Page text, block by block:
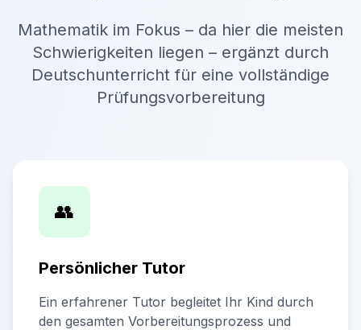
Mathematik im Fokus – da hier die meisten
Schwierigkeiten liegen – ergänzt durch
Deutschunterricht für eine vollständige
Prüfungsvorbereitung
👥
Persönlicher Tutor
Ein erfahrener Tutor begleitet Ihr Kind durch
den gesamten Vorbereitungsprozess und